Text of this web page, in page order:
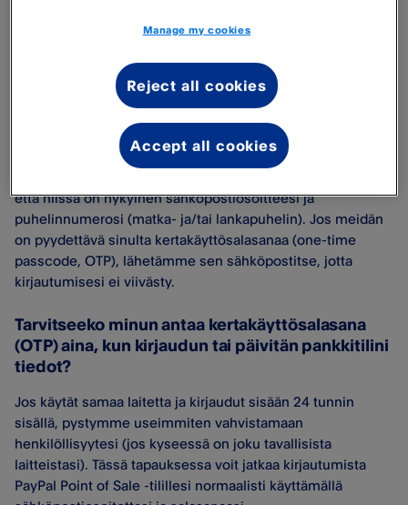
Vaikka useimmiten kirjaudut PayPal Point of Sale
syöttämällä kirjautumistietosi normaalisti, saatamme
joskus pyytää sinua vahvistamaan henkilöllisyytesi.
Tilisi suojaamiseksi tehokkaammin suosittelemme
että niissä on nykyinen sähköpostiosoitteesi ja
puhelinnumerosi (matka- ja/tai lankapuhelin). Jos meidän
on pyydettävä sinulta kertakäyttösalasanaa (one-time
passcode, OTP), lähetämme sen sähköpostitse, jotta
kirjautumisesi ei viivästy.
Tarvitseeko minun antaa kertakäyttösalasana
(OTP) aina, kun kirjaudun tai päivitän pankkitilini
tiedot?
Jos käytät samaa laitetta ja kirjaudut sisään 24 tunnin
sisällä, pystymme useimmiten vahvistamaan
henkilöllisyytesi (jos kyseessä on joku tavallisista
laitteistasi). Tässä tapauksessa voit jatkaa kirjautumista
PayPal Point of Sale -tilillesi normaalisti käyttämällä
Manage my cookies
Reject all cookies
Accept all cookies